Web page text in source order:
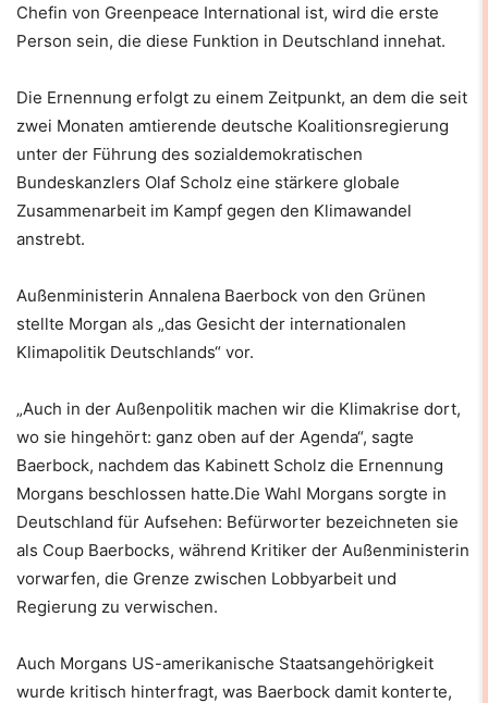
Chefin von Greenpeace International ist, wird die erste
Person sein, die diese Funktion in Deutschland innehat.
Die Ernennung erfolgt zu einem Zeitpunkt, an dem die seit
zwei Monaten amtierende deutsche Koalitionsregierung
unter der Führung des sozialdemokratischen
Bundeskanzlers Olaf Scholz eine stärkere globale
Zusammenarbeit im Kampf gegen den Klimawandel
anstrebt.
Außenministerin Annalena Baerbock von den Grünen
stellte Morgan als „das Gesicht der internationalen
Klimapolitik Deutschlands“ vor.
„Auch in der Außenpolitik machen wir die Klimakrise dort,
wo sie hingehört: ganz oben auf der Agenda“, sagte
Baerbock, nachdem das Kabinett Scholz die Ernennung
Morgans beschlossen hatte.Die Wahl Morgans sorgte in
Deutschland für Aufsehen: Befürworter bezeichneten sie
als Coup Baerbocks, während Kritiker der Außenministerin
vorwarfen, die Grenze zwischen Lobbyarbeit und
Regierung zu verwischen.
Auch Morgans US-amerikanische Staatsangehörigkeit
wurde kritisch hinterfragt, was Baerbock damit konterte,